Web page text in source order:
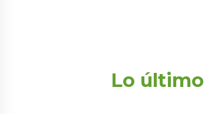
Lo último